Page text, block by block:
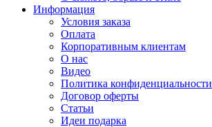
Информация
Условия заказа
Оплата
Корпоративным клиентам
О нас
Видео
Политика конфиденциальности
Договор оферты
Статьи
Идеи подарка